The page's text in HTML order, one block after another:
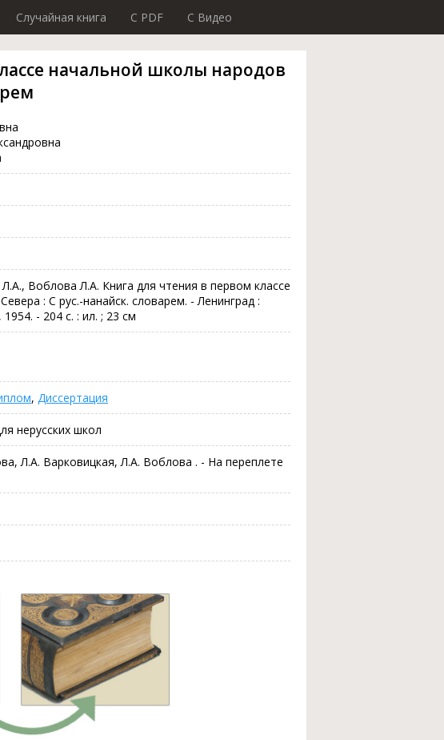
Случайная книга C PDF C Видео
начальной школы народов
Воблова Л.А. Книга для чтения в первом классе
: С рус.-нанайск. словарем. - Ленинград :
- 204 с. : ил. ; 23 см
, Диссертация
нерусских школ
Л.А. Варковицкая, Л.А. Воблова . - На переплете